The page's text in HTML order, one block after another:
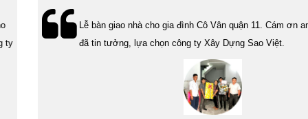
Lễ bàn giao nhà cho gia đình Cô Vân quận 11. Cám ơn anh Tính
đã tin tưởng, lựa chọn công ty Xây Dựng Sao Việt.